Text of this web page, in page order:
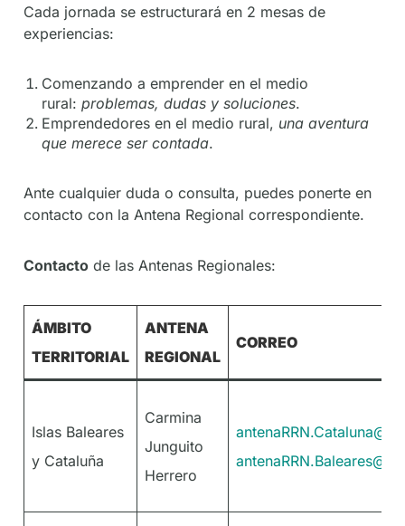
Cada jornada se estructurará en 2 mesas de
experiencias:
Comenzando a emprender en el medio
rural: problemas, dudas y soluciones.
Emprendedores en el medio rural, una aventura
que merece ser contada.
Ante cualquier duda o consulta, puedes ponerte en
contacto con la Antena Regional correspondiente.
Contacto de las Antenas Regionales:
ÁMBITO
TERRITORIAL
ANTENA
REGIONAL
CORREO
Islas Baleares
y Cataluña
Carmina
Junguito
Herrero